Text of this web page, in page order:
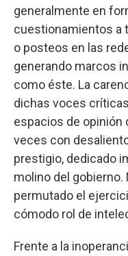
generalmente en
cuestionamientos a
o posteos en las
generando marcos
como éste. La
dichas voces
espacios de opinión
veces con
prestigio, dedicado
molino del
permutado el
cómodo rol de
Frente a la